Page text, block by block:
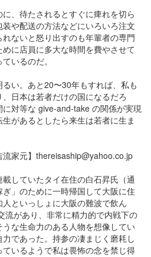
、待たされるとすぐに痺れを切ら
や配送の方法などにいろいろ注文
ないと怒り出すのも年輩者の専門
に店員に多大な時間を費やさせて
いるのだ。
い。あと20〜30年もすれば、私も
日本は若者だけの国になるだろ
対等な give-and-take の関係が実現
があるとしたら来生は若者に生ま
流家元】thereisaship@yahoo.co.jp
していたタイ在住の白石昇氏（通
」のために一時帰国して大阪に住
といっしょに大阪の難波で飲ん
流があり、非常に精力的で内戦下の
な生命力のある人物を想像してい
であった。持参の凄まじく磨耗し
いるようで私は畏怖の念を禁じ得